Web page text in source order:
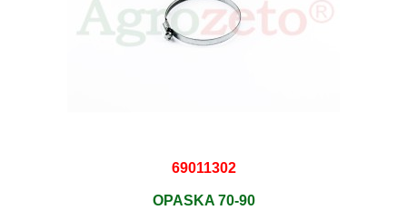
69011302
OPASKA 70-90